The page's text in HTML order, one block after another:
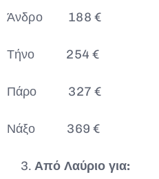
Άνδρο 188 €
Τήνο 254 €
Πάρο 327 €
Νάξο 369 €
Από Λαύριο για: